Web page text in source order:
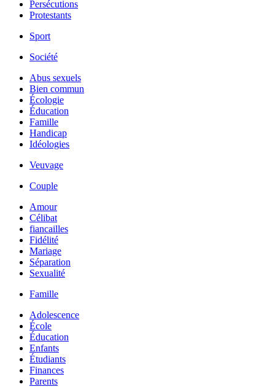
Persécutions
Protestants
Sport
Société
Abus sexuels
Bien commun
Écologie
Éducation
Famille
Handicap
Idéologies
Veuvage
Couple
Amour
Célibat
fiancailles
Fidélité
Mariage
Séparation
Sexualité
Famille
Adolescence
École
Éducation
Enfants
Étudiants
Finances
Parents